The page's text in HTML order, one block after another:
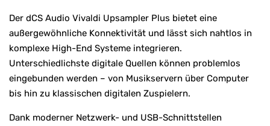
Der dCS Audio Vivaldi Upsampler Plus bietet eine
außergewöhnliche Konnektivität und lässt sich nahtlos in
komplexe High-End Systeme integrieren.
Unterschiedlichste digitale Quellen können problemlos
eingebunden werden – von Musikservern über Computer
bis hin zu klassischen digitalen Zuspielern.
Dank moderner Netzwerk- und USB-Schnittstellen